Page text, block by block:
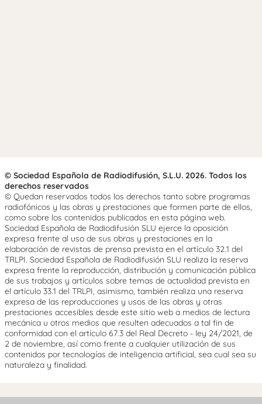
© Sociedad Española de Radiodifusión, S.L.U. 2026. Todos los
derechos reservados
© Quedan reservados todos los derechos tanto sobre programas
radiofónicos y las obras y prestaciones que formen parte de ellos,
como sobre los contenidos publicados en esta página web.
Sociedad Española de Radiodifusión SLU ejerce la oposición
expresa frente al uso de sus obras y prestaciones en la
elaboración de revistas de prensa prevista en el artículo 32.1 del
TRLPI. Sociedad Española de Radiodifusión SLU realiza la reserva
expresa frente la reproducción, distribución y comunicación pública
de sus trabajos y artículos sobre temas de actualidad prevista en
el artículo 33.1 del TRLPI, asimismo, también realiza una reserva
expresa de las reproducciones y usos de las obras y otras
prestaciones accesibles desde este sitio web a medios de lectura
mecánica u otros medios que resulten adecuados a tal fin de
conformidad con el artículo 67.3 del Real Decreto - ley 24/2021, de
2 de noviembre, así como frente a cualquier utilización de sus
contenidos por tecnologías de inteligencia artificial, sea cual sea su
naturaleza y finalidad.